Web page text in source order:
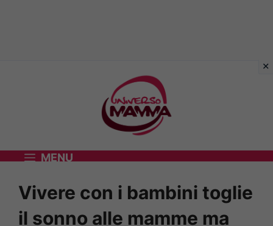
MENU
Vivere con i bambini toglie
il sonno alle mamme ma